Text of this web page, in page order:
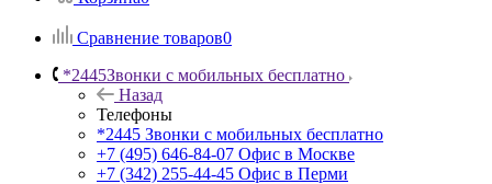
Сравнение товаров0
*2445Звонки с мобильных бесплатно
Назад
Телефоны
*2445 Звонки с мобильных бесплатно
+7 (495) 646-84-07 Офис в Москве
+7 (342) 255-44-45 Офис в Перми